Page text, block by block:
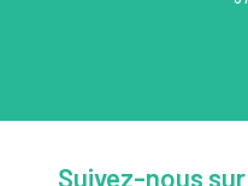
Suivez-nous